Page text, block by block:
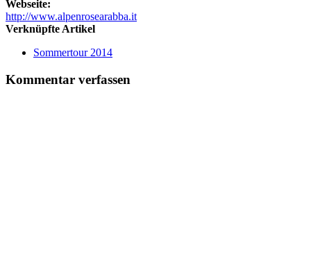
Webseite:
http://www.alpenrosearabba.it
Verknüpfte Artikel
Sommertour 2014
Kommentar verfassen